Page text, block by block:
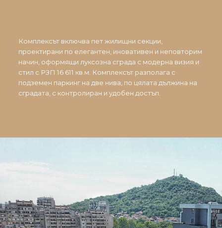
Комплексът включва пет жилищни секции,
проектирани по елегантен, иновативен и неповторим
начин, оформящи луксозна сграда с модерна визия и
стил с РЗП 16 611 кв.м. Комплексът разполага с
подземен паркинг на две нива, по цялата дължина на
сградата, с контролиран и удобен достъп.